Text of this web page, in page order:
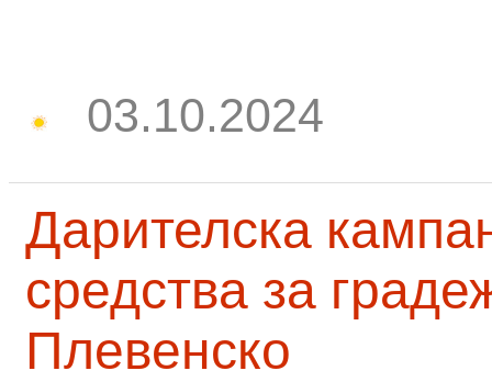
03.10.2024
Дарителска
средства за
Плевенско